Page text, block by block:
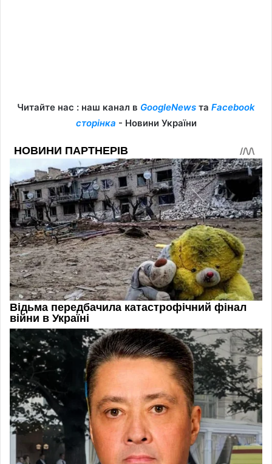
Читайте нас : наш канал в GoogleNews та Facebook
сторінка - Новини України